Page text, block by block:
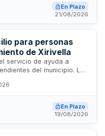
requiriendo que los
solvencia y ausencia de
necesaria para
y de mediación
En Plazo
21/08/2026
para personas
de Xirivella
servicio de ayuda a
del municipio. La
titulado y cualificado
personal en el
por precios unitarios,
para garantizar la
En Plazo
19/08/2026